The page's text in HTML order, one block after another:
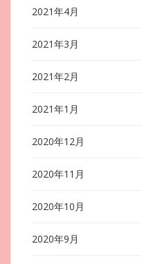
2021年4月
2021年3月
2021年2月
2021年1月
2020年12月
2020年11月
2020年10月
2020年9月